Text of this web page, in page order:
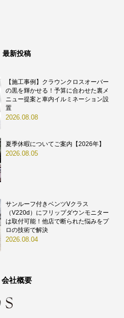
最新投稿
【施工事例】クラウンクロスオーバー
の黒を輝かせる！予算に合わせた裏メ
ニュー提案と車内イルミネーション設
置
2026.08.08
夏季休暇についてご案内【2026年】
2026.08.05
サンルーフ付きベンツVクラス
（V220d）にフリップダウンモニター
は取付可能！他店で断られた悩みをプ
ロの技術で解決
2026.08.04
会社概要